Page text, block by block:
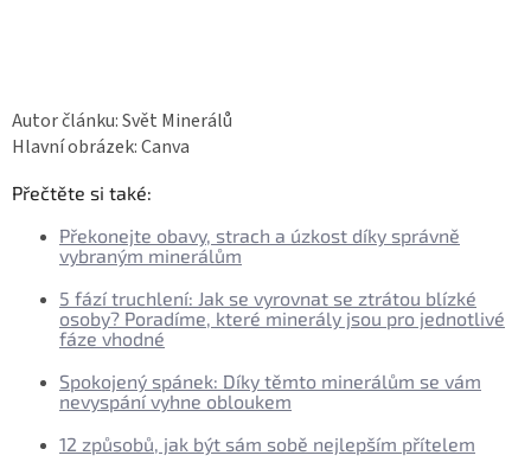
Autor článku: Svět Minerálů
Hlavní obrázek: Canva
Přečtěte si také:
Překonejte obavy, strach a úzkost díky správně
vybraným minerálům
5 fází truchlení: Jak se vyrovnat se ztrátou blízké
osoby? Poradíme, které minerály jsou pro jednotlivé
fáze vhodné
Spokojený spánek: Díky těmto minerálům se vám
nevyspání vyhne obloukem
12 způsobů, jak být sám sobě nejlepším přítelem